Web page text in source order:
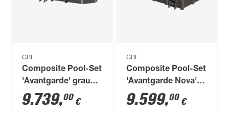
GRE
Composite Pool-Set
'Avantgarde' grau
oval 804 × 386 × 124
cm
9.739,00 €
GRE
Composite Pool-Set
'Avantgarde Nova'
rechteckig grau 595
× 315 × 126 cm,
9.599,00 €